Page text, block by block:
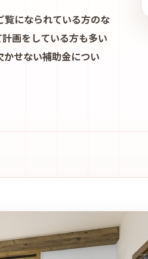
覧になられている方のな
画をしている方も多い
せない補助金につい